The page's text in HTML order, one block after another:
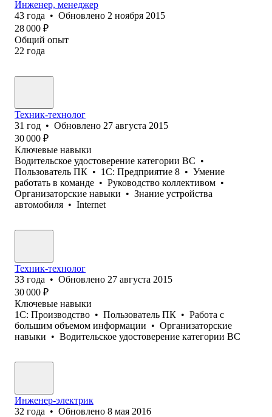
Инженер, менеджер
43 года • Обновлено 2 ноября 2015
28 000 ₽
Общий опыт
22 года
Техник-технолог
31 год • Обновлено 27 августа 2015
30 000 ₽
Ключевые навыки
Водительское удостоверение категории BC •
Пользователь ПК • 1С: Предприятие 8 • Умение
работать в команде • Руководство коллективом •
Организаторские навыки • Знание устройства
автомобиля • Internet
Техник-технолог
33 года • Обновлено 27 августа 2015
30 000 ₽
Ключевые навыки
1С: Производство • Пользователь ПК • Работа с
большим объемом информации • Организаторские
навыки • Водительское удостоверение категории BC
Инженер-электрик
32 года • Обновлено 8 мая 2016